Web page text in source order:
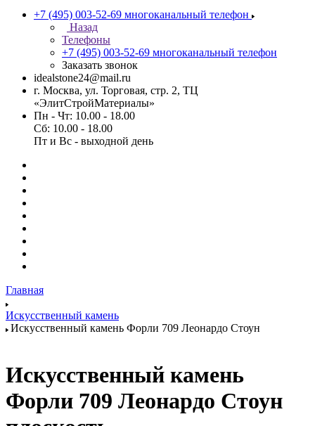
+7 (495) 003-52-69 многоканальный телефон
Назад
Телефоны
+7 (495) 003-52-69 многоканальный телефон
Заказать звонок
idealstone24@mail.ru
г. Москва, ул. Торговая, стр. 2, ТЦ
«ЭлитСтройМатериалы»
Пн - Чт: 10.00 - 18.00
Сб: 10.00 - 18.00
Пт и Вс - выходной день
Главная
Искусственный камень
Искусственный камень Форли 709 Леонардо Стоун
Искусственный камень
Форли 709 Леонардо Стоун